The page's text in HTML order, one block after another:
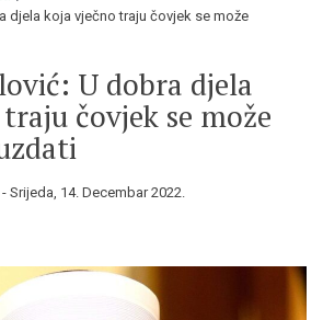
djela koja vječno traju čovjek se može
U dobra djela
čovjek se može
Srijeda, 14. Decembar 2022.